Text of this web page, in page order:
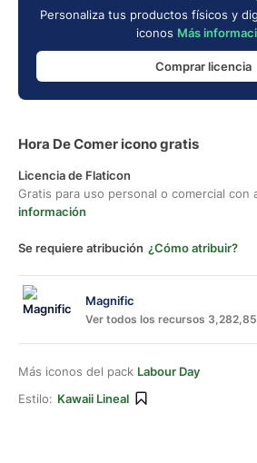
Personaliza tus productos físicos y
iconos Más
Comprar licencia
Hora De Comer icono gratis
Licencia de Flaticon
Gratis para uso personal o comercial con
información
Se requiere atribución ¿Cómo atribuir?
Magnific
Ver todos los recursos
Más iconos del pack Labour Day
Estilo: Kawaii Lineal